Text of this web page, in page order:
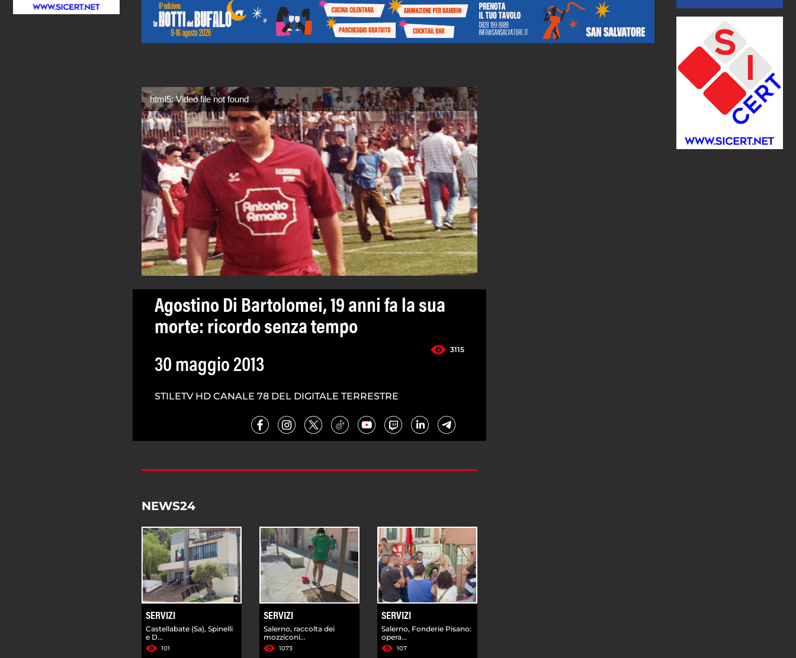
html5: Video file not found
Agostino Di Bartolomei, 19 anni fa la sua
morte: ricordo senza tempo
3115
30 maggio 2013
STILETV HD CANALE 78 DEL DIGITALE TERRESTRE
NEWS24
SERVIZI
Castellabate (Sa), Spinelli
e D...
101
SERVIZI
Salerno, raccolta dei
mozziconi...
1073
SERVIZI
Salerno, Fonderie Pisano:
opera...
107